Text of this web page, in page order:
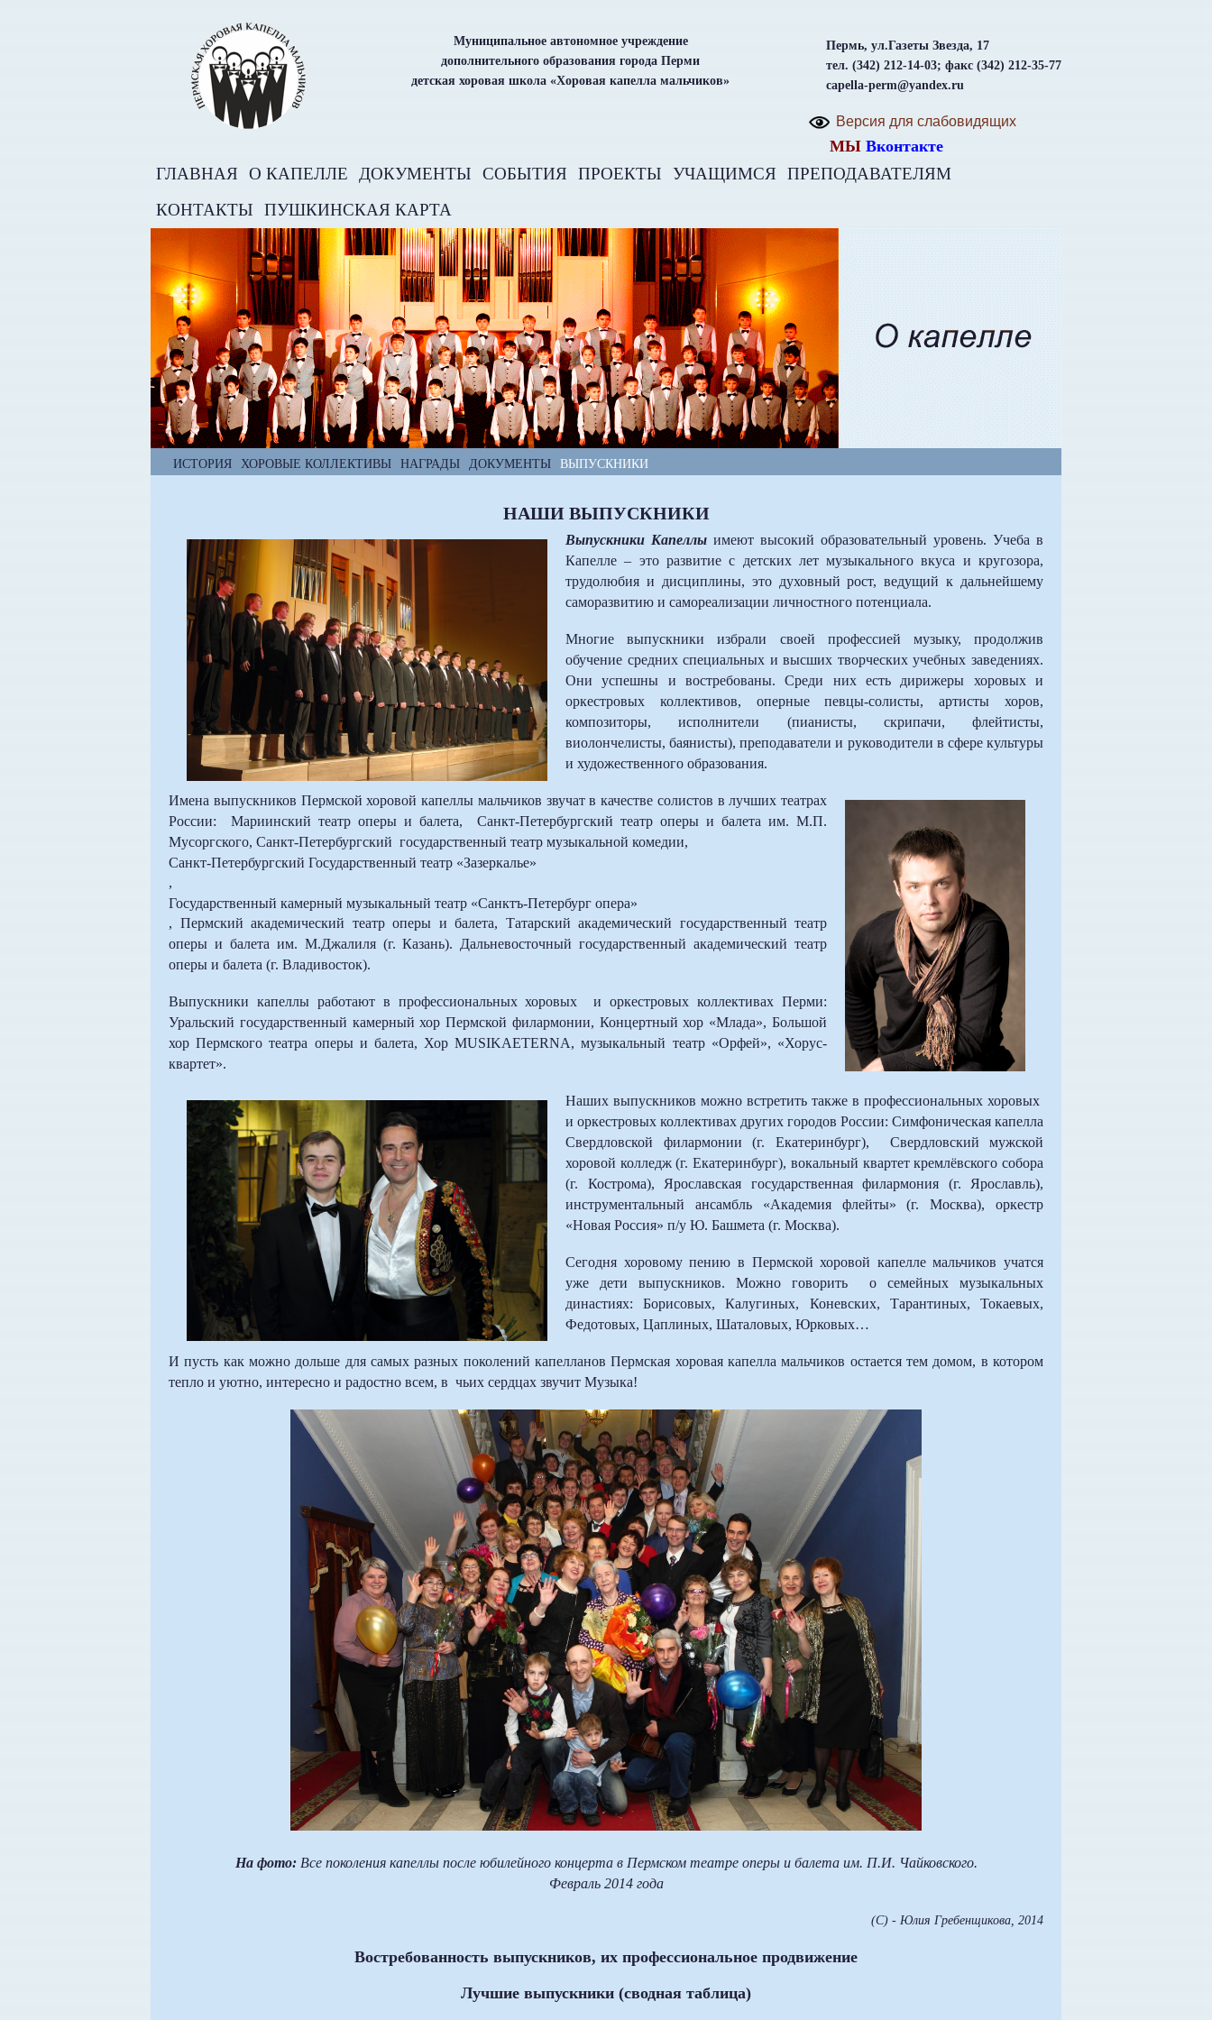
Пермь, ул.Газеты Звезда, 17
тел. (342) 212-14-03; факс (342) 212-35-77
capella-perm@yandex.ru
Версия для слабовидящих
МЫ Вконтакте
Муниципальное автономное учреждение
дополнительного образования города Перми
детская хоровая школа «Хоровая капелла мальчиков»
ГЛАВНАЯ О КАПЕЛЛЕ ДОКУМЕНТЫ СОБЫТИЯ ПРОЕКТЫ УЧАЩИМСЯ
ПРЕПОДАВАТЕЛЯМ
КОНТАКТЫ
ПУШКИНСКАЯ КАРТА
ИСТОРИЯ ХОРОВЫЕ КОЛЛЕКТИВЫ НАГРАДЫ ДОКУМЕНТЫ ВЫПУСКНИКИ
НАШИ ВЫПУСКНИКИ
Выпускники Капеллы имеют высокий образовательный уровень. Учеба в
Капелле – это развитие с детских лет музыкального вкуса и кругозора,
трудолюбия и дисциплины, это духовный рост, ведущий к дальнейшему
саморазвитию и самореализации личностного потенциала.
Многие выпускники избрали своей профессией музыку, продолжив
обучение средних специальных и высших творческих учебных заведениях.
Они успешны и востребованы. Среди них есть дирижеры хоровых и
оркестровых коллективов, оперные певцы-солисты, артисты хоров,
композиторы, исполнители (пианисты, скрипачи, флейтисты,
виолончелисты, баянисты), преподаватели и руководители в сфере культуры
и художественного образования.
Имена выпускников Пермской хоровой капеллы мальчиков звучат в качестве солистов в лучших театрах
России: Мариинский театр оперы и балета, Санкт-Петербургский театр оперы и балета им. М.П.
Мусоргского, Санкт-Петербургский государственный театр музыкальной комедии,
Санкт-Петербургский Государственный театр «Зазеркалье»
,
Государственный камерный музыкальный театр «Санктъ-Петербург опера»
, Пермский академический театр оперы и балета, Татарский академический государственный театр
оперы и балета им. М.Джалиля (г. Казань). Дальневосточный государственный академический театр
оперы и балета (г. Владивосток).
Выпускники капеллы работают в профессиональных хоровых и оркестровых коллективах Перми:
Уральский государственный камерный хор Пермской филармонии, Концертный хор «Млада», Большой
хор Пермского театра оперы и балета, Хор МUSIKAETERNA, музыкальный театр «Орфей», «Хорус-
квартет».
Наших выпускников можно встретить также в профессиональных хоровых
и оркестровых коллективах других городов России: Симфоническая капелла
Свердловской филармонии (г. Екатеринбург), Свердловский мужской
хоровой колледж (г. Екатеринбург), вокальный квартет кремлёвского собора
(г. Кострома), Ярославская государственная филармония (г. Ярославль),
инструментальный ансамбль «Академия флейты» (г. Москва), оркестр
«Новая Россия» п/у Ю. Башмета (г. Москва).
Сегодня хоровому пению в Пермской хоровой капелле мальчиков учатся
уже дети выпускников. Можно говорить о семейных музыкальных
династиях: Борисовых, Калугиных, Коневских, Тарантиных, Токаевых,
Федотовых, Цаплиных, Шаталовых, Юрковых…
И пусть как можно дольше для самых разных поколений капелланов Пермская хоровая капелла мальчиков остается тем домом, в котором
тепло и уютно, интересно и радостно всем, в чьих сердцах звучит Музыка!
На фото:Все поколения капеллы после юбилейного концерта в Пермском театре оперы и балета им. П.И. Чайковского.
Февраль 2014 года
(С) - Юлия Гребенщикова, 2014
Востребованность выпускников, их профессиональное продвижение
Лучшие выпускники (сводная таблица)